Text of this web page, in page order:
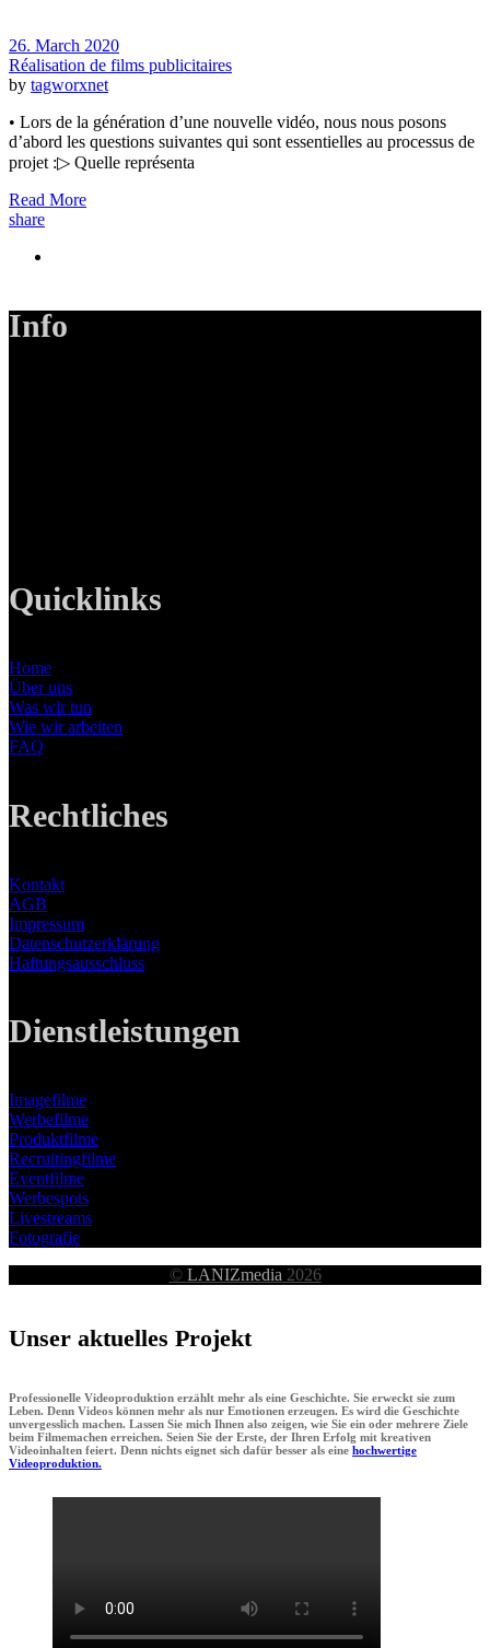
26. March 2020
Réalisation de films publicitaires
by tagworxnet
• Lors de la génération d’une nouvelle vidéo, nous nous posons
d’abord les questions suivantes qui sont essentielles au processus de
projet :▷ Quelle représenta
Read More
share
Info
Quicklinks
Home
Über uns
Was wir tun
Wie wir arbeiten
FAQ
Rechtliches
Kontakt
AGB
Impressum
Datenschutzerklärung
Haftungsausschluss
Dienstleistungen
Imagefilme
Werbefilme
Produktfilme
Recruitingfilme
Eventfilme
Werbespots
Livestreams
Fotografie
© LANIZmedia 2026
Unser aktuelles Projekt
Professionelle Videoproduktion erzählt mehr als eine Geschichte. Sie erweckt sie zum
Leben. Denn Videos können mehr als nur Emotionen erzeugen. Es wird die Geschichte
unvergesslich machen. Lassen Sie mich Ihnen also zeigen, wie Sie ein oder mehrere Ziele
beim Filmemachen erreichen. Seien Sie der Erste, der Ihren Erfolg mit kreativen
Videoinhalten feiert. Denn nichts eignet sich dafür besser als eine hochwertige
Videoproduktion.